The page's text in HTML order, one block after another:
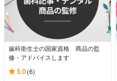
歯科衛生士の国家資格 商品の監
修・アドバイスします
5.0(6)